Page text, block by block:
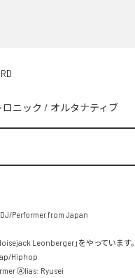
ニック / オルタナティブ
Performer from Japan
Leonberger」をやっています。
Hiphop
Ⓐlias: Ryusei